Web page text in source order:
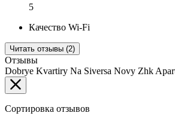
5
Качество Wi-Fi
Читать отзывы (2)
Отзывы
Dobrye Kvartiry Na Siversa Novy Zhk
Сортировка отзывов